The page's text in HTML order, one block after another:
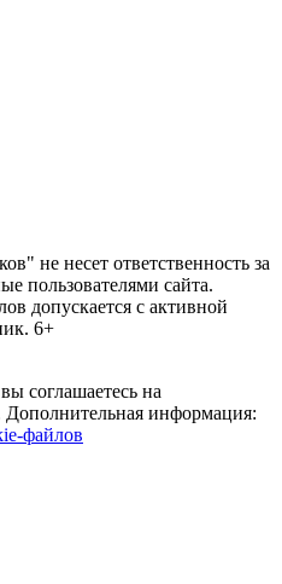
не несет ответственность за
пользователями сайта.
допускается с активной
6+
соглашаетесь на
Дополнительная информация:
файлов